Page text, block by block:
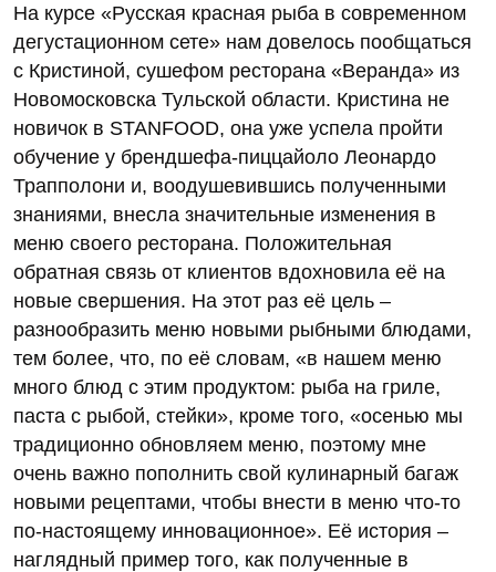
На курсе «Русская красная рыба в современном
дегустационном сете» нам довелось пообщаться
с Кристиной, сушефом ресторана «Веранда» из
Новомосковска Тульской области. Кристина не
новичок в STANFOOD, она уже успела пройти
обучение у брендшефа-пиццайоло Леонардо
Трапполони и, воодушевившись полученными
знаниями, внесла значительные изменения в
меню своего ресторана. Положительная
обратная связь от клиентов вдохновила её на
новые свершения. На этот раз её цель –
разнообразить меню новыми рыбными блюдами,
тем более, что, по её словам, «в нашем меню
много блюд с этим продуктом: рыба на гриле,
паста с рыбой, стейки», кроме того, «осенью мы
традиционно обновляем меню, поэтому мне
очень важно пополнить свой кулинарный багаж
новыми рецептами, чтобы внести в меню что-то
по-настоящему инновационное». Её история –
наглядный пример того, как полученные в